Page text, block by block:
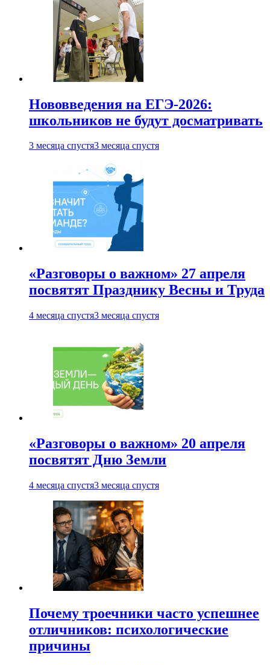
Нововведения на ЕГЭ-2026:
школьников не будут досматривать
3 месяца спустя3 месяца спустя
«Разговоры о важном» 27 апреля
посвятят Празднику Весны и Труда
4 месяца спустя3 месяца спустя
«Разговоры о важном» 20 апреля
посвятят Дню Земли
4 месяца спустя3 месяца спустя
Почему троечники часто успешнее
отличников: психологические
причины